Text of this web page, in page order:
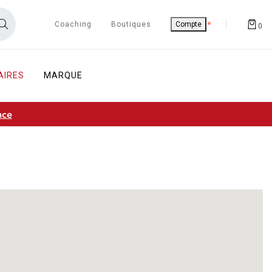
Coaching Boutiques Compte 0
MARQUE